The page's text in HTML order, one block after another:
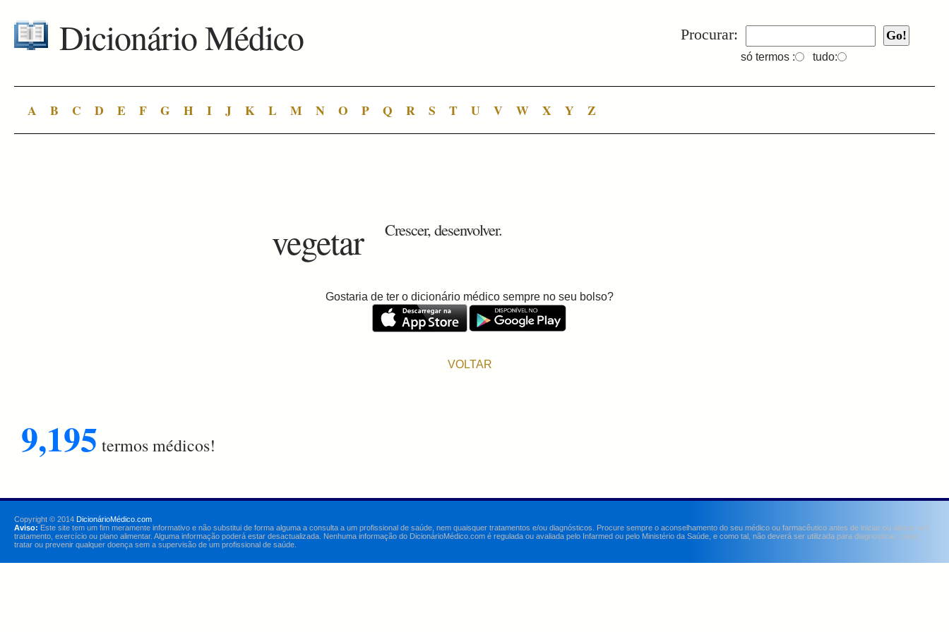
Procurar:
só termos : tudo:
Dicionário Médico
A B C D E F G H I J K L M N O P Q R S T U V W X Y Z
vegetar Crescer, desenvolver.
Gostaria de ter o dicionário médico sempre no seu bolso?
VOLTAR
9,195 termos médicos!
Copyright © 2014 DicionárioMédico.com
Aviso: Este site tem um fim meramente informativo e não substitui de forma alguma a consulta a um profissional de saúde, nem quaisquer tratamentos e/ou diagnósticos. Procure sempre o aconselhamento do seu médico ou farmacêutico antes de iniciar ou alterar um
tratamento, exercício ou plano alimentar. Alguma informação poderá estar desactualizada. Nenhuma informação do DicionárioMédico.com é regulada ou avaliada pelo Infarmed ou pelo Ministério da Saúde, e como tal, não deverá ser utilizada para diagnosticar, curar,
tratar ou prevenir qualquer doença sem a supervisão de um profissional de saúde.